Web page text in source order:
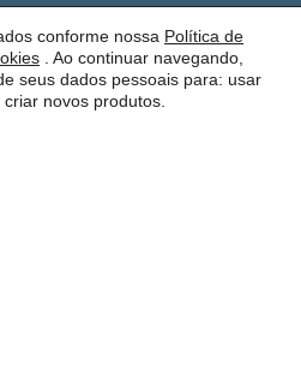
Quem
somos
Como
atuamos
ofercemos
Serviços
Catálogo
Siga
nas
Redes
conforme nossa Política de
. Ao continuar navegando,
seus dados pessoais para: usar
novos produtos.